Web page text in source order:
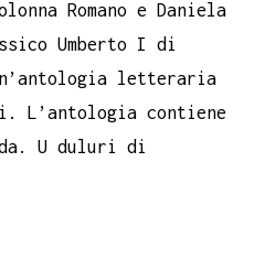
Romano e Daniela
Umberto I di
letteraria
L’antologia contiene
U duluri di